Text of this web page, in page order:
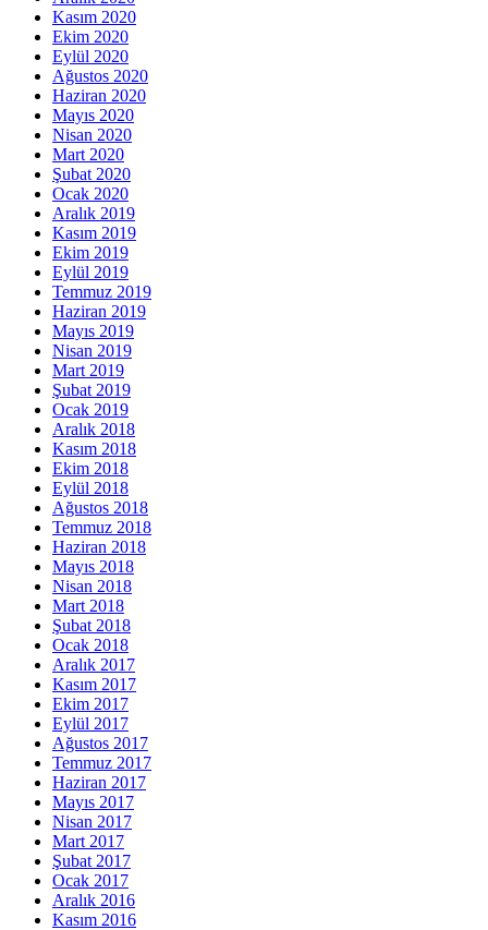
Kasım 2020
Ekim 2020
Eylül 2020
Ağustos 2020
Haziran 2020
Mayıs 2020
Nisan 2020
Mart 2020
Şubat 2020
Ocak 2020
Aralık 2019
Kasım 2019
Ekim 2019
Eylül 2019
Temmuz 2019
Haziran 2019
Mayıs 2019
Nisan 2019
Mart 2019
Şubat 2019
Ocak 2019
Aralık 2018
Kasım 2018
Ekim 2018
Eylül 2018
Ağustos 2018
Temmuz 2018
Haziran 2018
Mayıs 2018
Nisan 2018
Mart 2018
Şubat 2018
Ocak 2018
Aralık 2017
Kasım 2017
Ekim 2017
Eylül 2017
Ağustos 2017
Temmuz 2017
Haziran 2017
Mayıs 2017
Nisan 2017
Mart 2017
Şubat 2017
Ocak 2017
Aralık 2016
Kasım 2016